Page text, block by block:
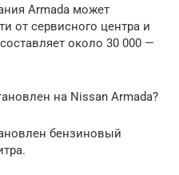
Armada может
от сервисного центра и
около 30 000 —
на Nissan Armada?
бензиновый